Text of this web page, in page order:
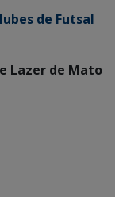
de Futsal
Lazer de Mato